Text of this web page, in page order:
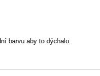
barvu aby to dýchalo.